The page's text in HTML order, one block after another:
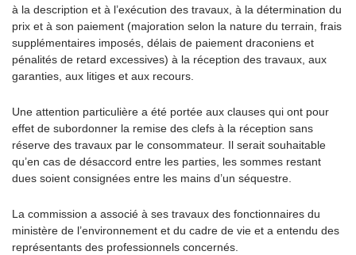
à la description et à l’exécution des travaux, à la détermination du
prix et à son paiement (majoration selon la nature du terrain, frais
supplémentaires imposés, délais de paiement draconiens et
pénalités de retard excessives) à la réception des travaux, aux
garanties, aux litiges et aux recours.
Une attention particulière a été portée aux clauses qui ont pour
effet de subordonner la remise des clefs à la réception sans
réserve des travaux par le consommateur. Il serait souhaitable
qu’en cas de désaccord entre les parties, les sommes restant
dues soient consignées entre les mains d’un séquestre.
La commission a associé à ses travaux des fonctionnaires du
ministère de l’environnement et du cadre de vie et a entendu des
représentants des professionnels concernés.